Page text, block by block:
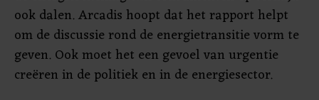
ook dalen. Arcadis hoopt dat het rapport helpt
om de discussie rond de energietransitie vorm te
geven. Ook moet het een gevoel van urgentie
creëren in de politiek en in de energiesector.